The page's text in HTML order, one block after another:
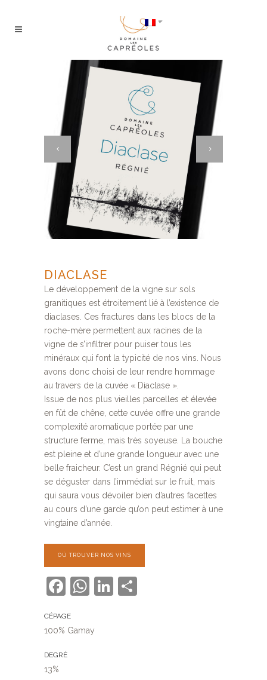
DIACLASE
Le développement de la vigne sur sols
granitiques est étroitement lié à l’existence de
diaclases. Ces fractures dans les blocs de la
roche-mère permettent aux racines de la
vigne de s’infiltrer pour puiser tous les
minéraux qui font la typicité de nos vins. Nous
avons donc choisi de leur rendre hommage
au travers de la cuvée « Diaclase ».
Issue de nos plus vieilles parcelles et élevée
en fût de chêne, cette cuvée offre une grande
complexité aromatique portée par une
structure ferme, mais très soyeuse. La bouche
est pleine et d’une grande longueur avec une
belle fraicheur. C’est un grand Régnié qui peut
se déguster dans l’immédiat sur le fruit, mais
qui saura vous dévoiler bien d’autres facettes
au cours d’une garde qu’on peut estimer à une
vingtaine d’année.
OÙ TROUVER NOS VINS
Facebook
WhatsApp
LinkedIn
CÉPAGE
100% Gamay
DEGRÉ
13%